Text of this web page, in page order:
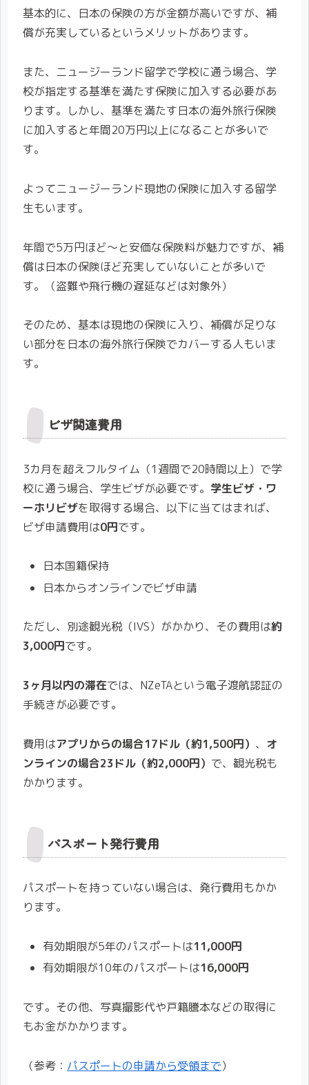
基本的に、日本の保険の方が金額が高いですが、補
償が充実しているというメリットがあります。
また、ニュージーランド留学で学校に通う場合、学
校が指定する基準を満たす保険に加入する必要があ
ります。しかし、基準を満たす日本の海外旅行保険
に加入すると年間20万円以上になることが多いで
す。
よってニュージーランド現地の保険に加入する留学
生もいます。
年間で5万円ほど〜と安価な保険料が魅力ですが、補
償は日本の保険ほど充実していないことが多いで
す。（盗難や飛行機の遅延などは対象外）
そのため、基本は現地の保険に入り、補償が足りな
い部分を日本の海外旅行保険でカバーする人もいま
す。
ビザ関連費用
3カ月を超えフルタイム（1週間で20時間以上）で学
校に通う場合、学生ビザが必要です。 学生ビザ・ワ
ーホリビザを取得する場合、以下に当てはまれば、
ビザ申請費用は0円です。
日本国籍保持
日本からオンラインでビザ申請
ただし、別途観光税（IVS）がかかり、その費用は約
3,000円です。
3ヶ月以内の滞在では、NZeTAという電子渡航認証の
手続きが必要です。
費用はアプリからの場合17ドル（約1,500円） 、 オ
ンラインの場合23ドル（約2,000円） で、観光税も
かかります。
パスポート発行費用
パスポートを持っていない場合は、発行費用もかか
ります。
有効期限が5年のパスポートは11,000円
有効期限が10年のパスポートは16,000円
です。その他、写真撮影代や戸籍謄本などの取得に
もお金がかかります。
（参考： パスポートの申請から受領まで）